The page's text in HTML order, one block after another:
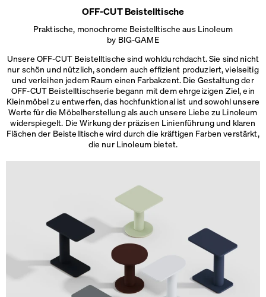
OFF-CUT Beistelltische
Praktische, monochrome Beistelltische aus Linoleum
by BIG-GAME
Unsere OFF-CUT Beistelltische sind wohldurchdacht. Sie sind nicht
nur schön und nützlich, sondern auch effizient produziert, vielseitig
und verleihen jedem Raum einen Farbakzent. Die Gestaltung der
OFF-CUT Beistelltischserie begann mit dem ehrgeizigen Ziel, ein
Kleinmöbel zu entwerfen, das hochfunktional ist und sowohl unsere
Werte für die Möbelherstellung als auch unsere Liebe zu Linoleum
widerspiegelt. Die Wirkung der präzisen Linienführung und klaren
Flächen der Beistelltische wird durch die kräftigen Farben verstärkt,
die nur Linoleum bietet.